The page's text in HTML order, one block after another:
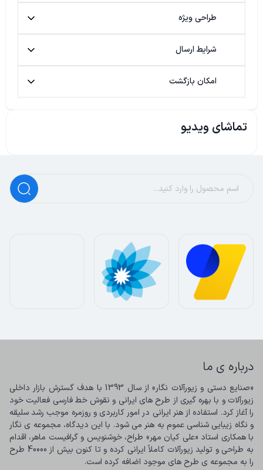
طراحی ویژه
شرایط ارسال
امکان بازگشت
تماشای ویدیو
درباره ی ما
را به مجموعه ی طرح های موجود اضافه کرده است.